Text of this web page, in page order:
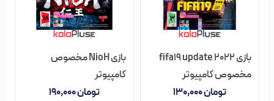
بازی fifa19 update 2022
مخصوص کامپیوتر
تومان
بازی NioH مخصوص
کامپیوتر
تومان